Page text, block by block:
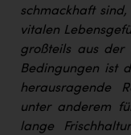
schmackhaft
vitalen
großteils aus der
Bedingungen ist
herausragende
unter anderem
lange